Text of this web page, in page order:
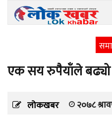
एक सय रुपैयाँले
लोकखबर २०७८